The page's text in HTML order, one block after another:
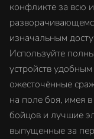
конфликте за всю
изначальным
Используйте
устройств
ожесточённые
на поле боя, имея
бойцов и лучшие
выпущенные за